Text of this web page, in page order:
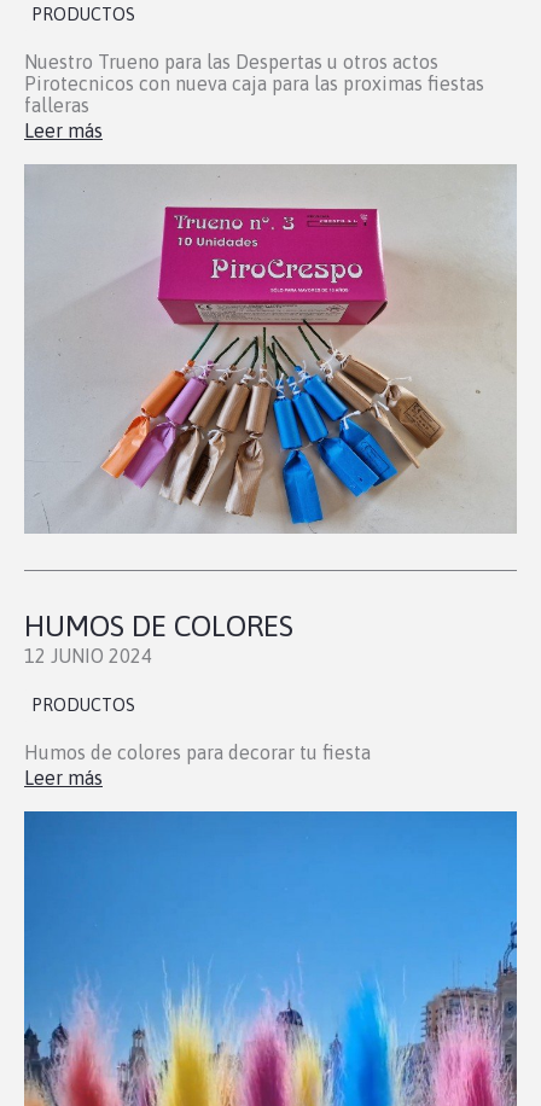
PRODUCTOS
Nuestro Trueno para las Despertas u otros actos
Pirotecnicos con nueva caja para las proximas fiestas
falleras
Leer más
HUMOS DE COLORES
12 JUNIO 2024
PRODUCTOS
Humos de colores para decorar tu fiesta
Leer más